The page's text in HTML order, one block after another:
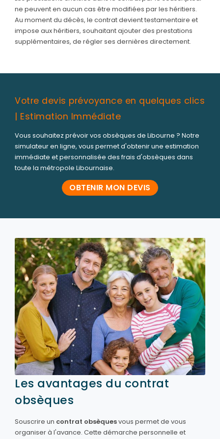
ne peuvent en aucun cas être modifiées par les héritiers.
Au moment du décès, le contrat devient testamentaire et
impose aux héritiers, souhaitant ajouter des prestations
supplémentaires, de régler ses dernières directement.
Votre devis prévoyance en quelques clics
| Estimation Immédiate
Vous souhaitez prévoir vos obsèques de Libourne ? Notre
simulateur en ligne, vous permet d'obtenir une estimation
immédiate et personnalisée des frais d'obsèques dans
toute la métropole Libournaise.
OBTENIR MON DEVIS
Les avantages du contrat
obsèques
Souscrire un contrat obsèquesvous permet de vous
organiser à l'avance. Cette démarche personnelle et